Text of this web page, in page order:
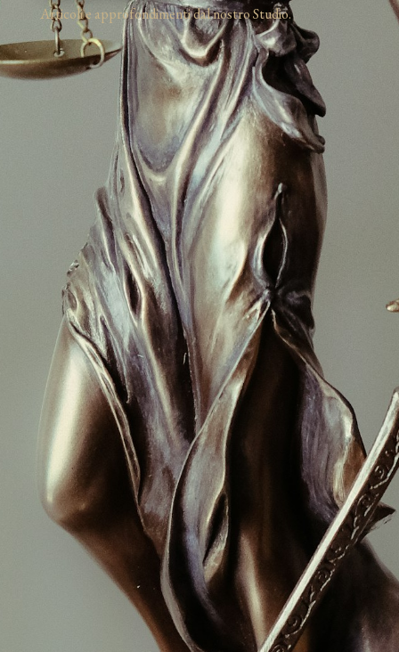
Articoli e approfondimenti dal nostro Studio.